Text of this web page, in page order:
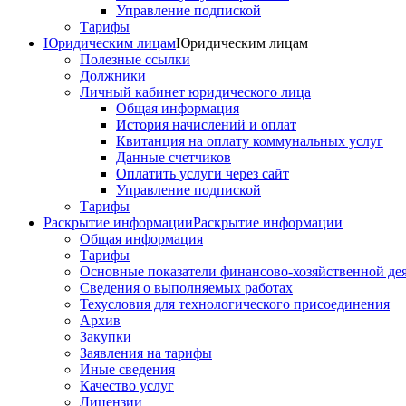
Управление подпиской
Тарифы
Юридическим лицамЮридическим лицам
Полезные ссылки
Должники
Личный кабинет юридического лица
Общая информация
История начислений и оплат
Квитанция на оплату коммунальных услуг
Данные счетчиков
Оплатить услуги через сайт
Управление подпиской
Тарифы
Раскрытие информацииРаскрытие информации
Общая информация
Тарифы
Основные показатели финансово-хозяйственной
Сведения о выполняемых работах
Техусловия для технологического присоединения
Архив
Закупки
Заявления на тарифы
Иные сведения
Качество услуг
Лицензии